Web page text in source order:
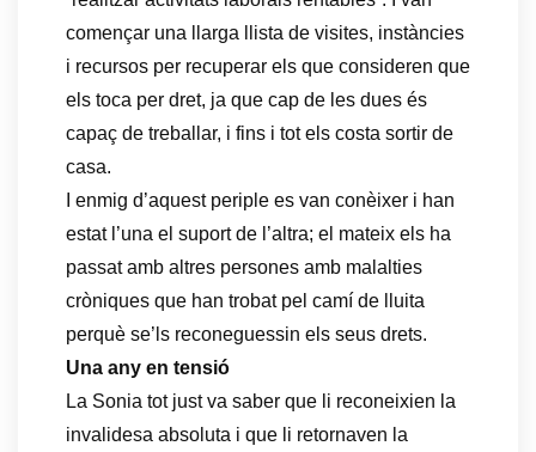
començar una llarga llista de visites, instàncies
i recursos per recuperar els que consideren que
els toca per dret, ja que cap de les dues és
capaç de treballar, i fins i tot els costa sortir de
casa.
I enmig d’aquest periple es van conèixer i han
estat l’una el suport de l’altra; el mateix els ha
passat amb altres persones amb malalties
cròniques que han trobat pel camí de lluita
perquè se’ls reconeguessin els seus drets.
Una any en tensió
La Sonia tot just va saber que li reconeixien la
invalidesa absoluta i que li retornaven la